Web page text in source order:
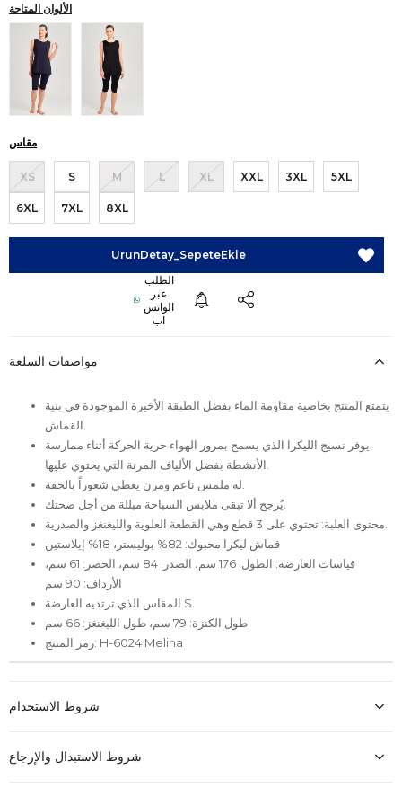
الألوان المتاحة
مقاس
XS S M L XL XXL 3XL 5XL
6XL 7XL 8XL
مواصفات السلعة
يتمتع المنتج بخاصية مقاومة الماء بفضل الطبقة الأخيرة الموجودة في بنية
يوفر نسيج الليكرا الذي يسمح بمرور الهواء حرية الحركة أثناء ممارسة
قماش ليكرا محبوك: 82% بوليستر، 18% إيلاستين
قياسات العارضة: الطول: 176 سم، الصدر: 84 سم، الخصر: 61 سم،
الأرداف: 90 سم
المقاس الذي ترتديه العارضة S.
طول الكنزة: 79 سم، طول الليغنغز: 66 سم
رمز المنتج: H-6024 Meliha
شروط الاستخدام
شروط الاستبدال والإرجاع